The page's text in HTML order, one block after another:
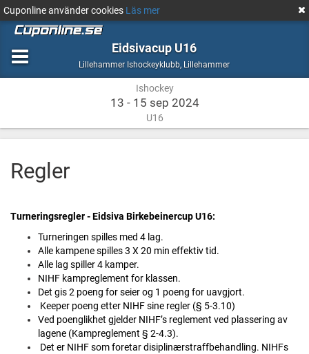
Cuponline använder cookies Läs mer
Eidsivacup U16
Lillehammer Ishockeyklubb, Ishockey
LillehammerLillehammer
Ishockey
13 - 15 sep 2024
U16
Regler
Turneringsregler - Eidsiva Birkebeinercup U16:
Turneringen spilles med 4 lag.
Alle kampene spilles 3 X 20 min effektiv tid.
Alle lag spiller 4 kamper.
NIHF kampreglement for klassen.
Det gis 2 poeng for seier og 1 poeng for uavgjort.
Keeper poeng etter NIHF sine regler (§ 5-3.10)
Ved poenglikhet gjelder NIHF’s reglement ved plassering av
lagene (Kampreglement § 2-4.3).
Det er NIHF som foretar disiplinærstraffbehandling. NIHFs